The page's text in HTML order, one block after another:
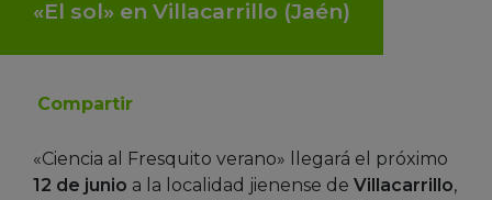
«El sol» en Villacarrillo (Jaén)
Compartir
«Ciencia al Fresquito verano» llegará el próximo
12 de junio a la localidad jienense de Villacarrillo,